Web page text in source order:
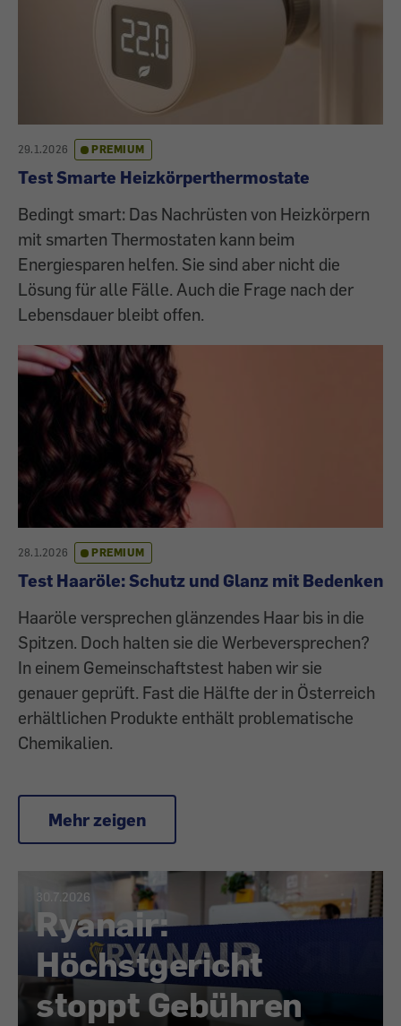
29.1.2026 PREMIUM
Test Smarte Heizkörperthermostate
Bedingt smart: Das Nachrüsten von Heizkörpern
mit smarten Thermostaten kann beim
Energiesparen helfen. Sie sind aber nicht die
Lösung für alle Fälle. Auch die Frage nach der
Lebensdauer bleibt offen.
28.1.2026 PREMIUM
Test Haaröle: Schutz und Glanz mit Bedenken
Haaröle versprechen glänzendes Haar bis in die
Spitzen. Doch halten sie die Werbeversprechen?
In einem Gemeinschaftstest haben wir sie
genauer geprüft. Fast die Hälfte der in Österreich
erhältlichen Produkte enthält problematische
Chemikalien.
Mehr zeigen
30.7.2026
Ryanair:
Höchstgericht
stoppt Gebühren